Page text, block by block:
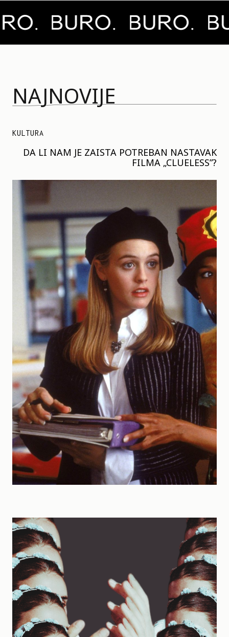
NAJNOVIJE
KULTURA
DA LI NAM JE ZAISTA POTREBAN NASTAVAK
FILMA „CLUELESS”?